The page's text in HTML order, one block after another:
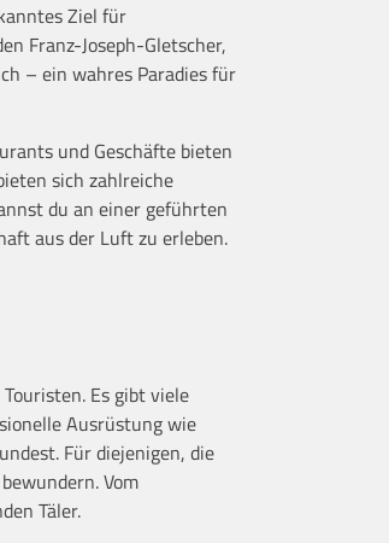
Ziel für
Franz-Joseph-Gletscher,
– ein wahres Paradies für
und Geschäfte bieten
sich zahlreiche
du an einer geführten
aus der Luft zu erleben.
Es gibt viele
Ausrüstung wie
Für diejenigen, die
Vom
Täler.